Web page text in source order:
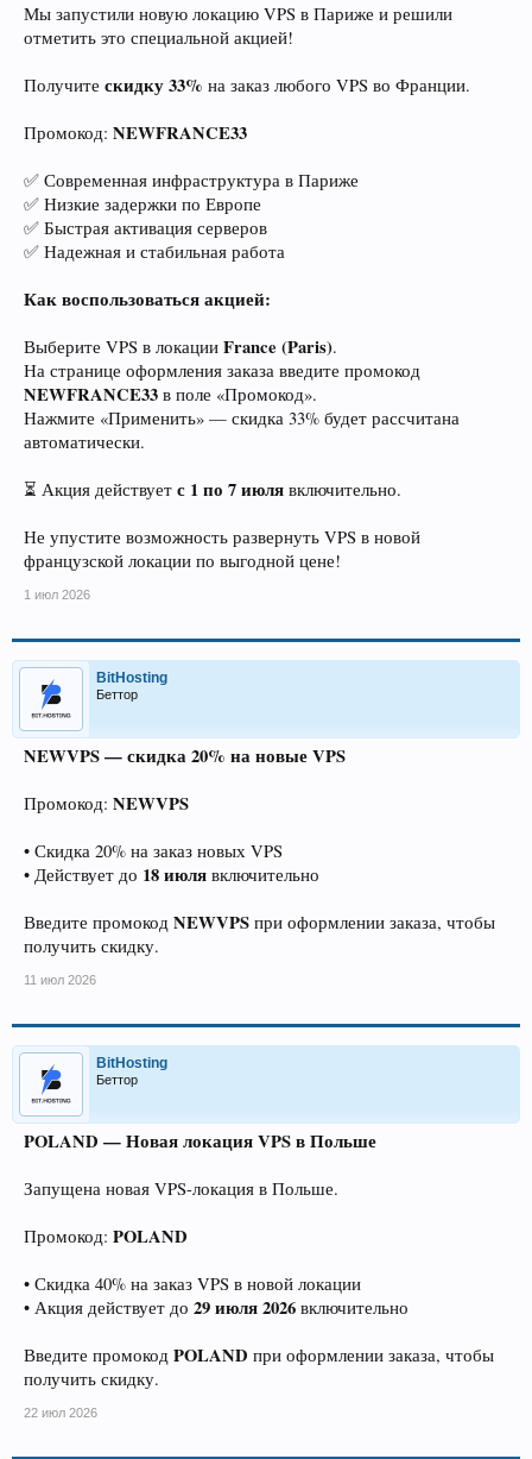
Мы запустили новую локацию VPS в Париже и решили
отметить это специальной акцией!
Получите скидку 33% на заказ любого VPS во Франции.
Промокод: NEWFRANCE33
✅ Современная инфраструктура в Париже
✅ Низкие задержки по Европе
✅ Быстрая активация серверов
✅ Надежная и стабильная работа
Как воспользоваться акцией:
Выберите VPS в локации France (Paris).
На странице оформления заказа введите промокод
NEWFRANCE33 в поле «Промокод».
Нажмите «Применить» — скидка 33% будет рассчитана
автоматически.
⏳ Акция действует с 1 по 7 июля включительно.
Не упустите возможность развернуть VPS в новой
французской локации по выгодной цене!
1 июл 2026
BitHosting
Беттор
NEWVPS — скидка 20% на новые VPS
Промокод: NEWVPS
• Скидка 20% на заказ новых VPS
• Действует до 18 июля включительно
Введите промокод NEWVPS при оформлении заказа, чтобы
получить скидку.
11 июл 2026
BitHosting
Беттор
POLAND — Новая локация VPS в Польше
Запущена новая VPS-локация в Польше.
Промокод: POLAND
• Скидка 40% на заказ VPS в новой локации
• Акция действует до 29 июля 2026 включительно
Введите промокод POLAND при оформлении заказа, чтобы
получить скидку.
22 июл 2026